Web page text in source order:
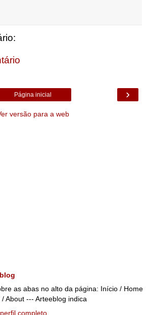
›
Página inicial
versão para a web
as abas no alto da página: Início / Home
About --- Arteeblog indica
completo